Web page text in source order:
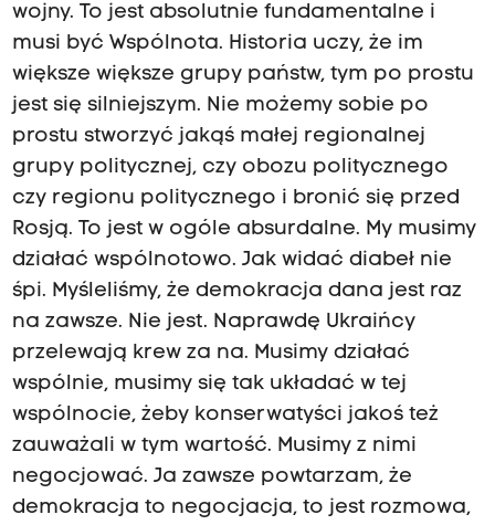
wojny. To jest absolutnie fundamentalne i
musi być Wspólnota. Historia uczy, że im
większe większe grupy państw, tym po prostu
jest się silniejszym. Nie możemy sobie po
prostu stworzyć jakąś małej regionalnej
grupy politycznej, czy obozu politycznego
czy regionu politycznego i bronić się przed
Rosją. To jest w ogóle absurdalne. My musimy
działać wspólnotowo. Jak widać diabeł nie
śpi. Myśleliśmy, że demokracja dana jest raz
na zawsze. Nie jest. Naprawdę Ukraińcy
przelewają krew za na. Musimy działać
wspólnie, musimy się tak układać w tej
wspólnocie, żeby konserwatyści jakoś też
zauważali w tym wartość. Musimy z nimi
negocjować. Ja zawsze powtarzam, że
demokracja to negocjacja, to jest rozmowa,